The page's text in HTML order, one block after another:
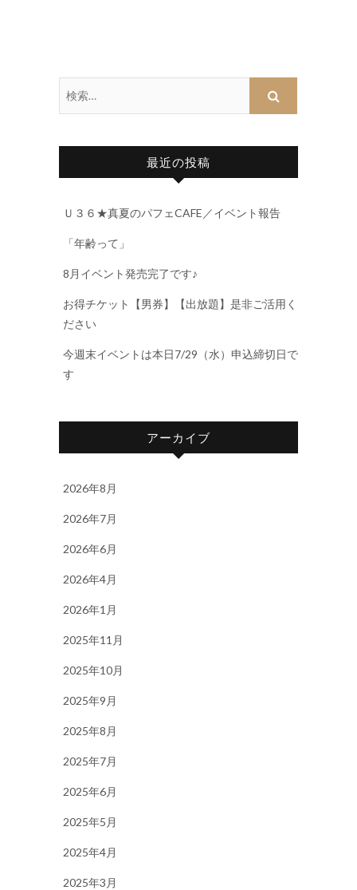
最近の投稿
Ｕ３６★真夏のパフェCAFE／イベント報告
「年齢って」
8月イベント発売完了です♪
お得チケット【男券】【出放題】是非ご活用く
ださい
今週末イベントは本日7/29（水）申込締切日で
す
アーカイブ
2026年8月
2026年7月
2026年6月
2026年4月
2026年1月
2025年11月
2025年10月
2025年9月
2025年8月
2025年7月
2025年6月
2025年5月
2025年4月
2025年3月